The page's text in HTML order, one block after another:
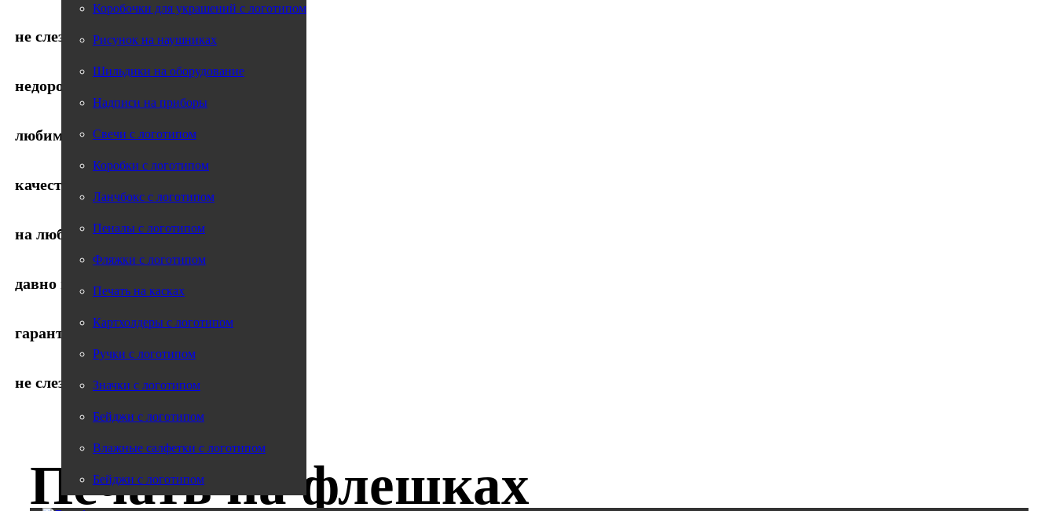
Коробочки для украшений с логотипом
Рисунок на наушниках
Шильдики на оборудование
Надписи на приборы
Свечи с логотипом
Коробки с логотипом
Ланчбокс с логотипом
Пеналы с логотипом
Фляжки с логотипом
Печать на касках
Картхолдеры с логотипом
Ручки с логотипом
Значки с логотипом
Бейджи с логотипом
Влажные салфетки с логотипом
Бейджи с логотипом
не слезает
недорого
любим своё дело
качественно
на любом материале
давно на рынке
гарантия от 1 года
не слезает
Печать на флешках